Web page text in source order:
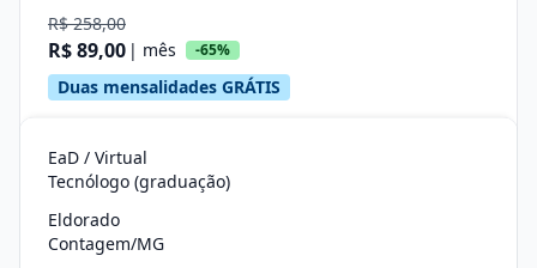
R$ 258,00
R$ 89,00 | mês -65%
Duas mensalidades GRÁTIS
EaD / Virtual
Tecnólogo (graduação)
Eldorado
Contagem/MG